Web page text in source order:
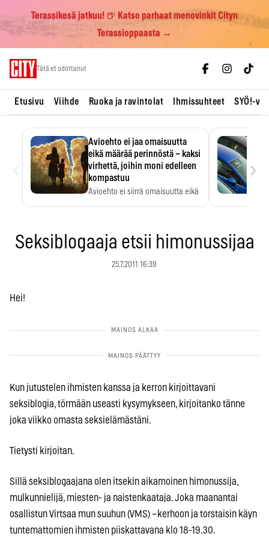
Terassikesä jatkuu! 🍺 Katso parhaat menovinkit Cityn
Terassioppaasta →
Tätä et odottanut
Etusivu Viihde Ruoka ja ravintolat Ihmissuhteet SYÖ!-
Avioehto ei jaa omaisuutta
eikä määrää perinnöstä – kaksi
virhettä, joihin moni edelleen
kompastuu
Avioehto ei siirrä omaisuutta eikä
›
Seksiblogaaja etsii himonussijaa
25.7.2011 16:39
Hei!
Kun jutustelen ihmisten kanssa ja kerron kirjoittavani
seksiblogia, törmään useasti kysymykseen, kirjoitanko tänne
joka viikko omasta seksielämästäni.
Tietysti kirjoitan.
Sillä seksiblogaajana olen itsekin aikamoinen himonussija,
mulkunnielijä, miesten- ja naistenkaataja. Joka maanantai
osallistun Virtsaa mun suuhun (VMS) –kerhoon ja torstaisin käyn
tuntemattomien ihmisten piiskattavana klo 18-19.30.